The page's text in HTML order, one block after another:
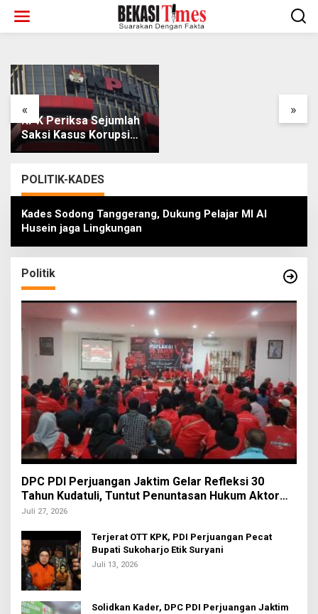
konten
« »
KPK Periksa Sejumlah
Saksi Kasus Korupsi
Pajak di KPP Pratama
Rp9,5 Miliar
Dikembalikan
Master nutrition for
POLITIK-KADES
Kades Sodong Tanggerang, Dukung Pelajar MI Al
Husein jaga Lingkungan
Politik
DPC PDI Perjuangan Jaktim Gelar Refleksi 30
Tahun Kudatuli, Tuntut Penuntasan Hukum Aktor
Intelektual
Juli 27, 2026
Terjerat OTT KPK, PDI Perjuangan Pecat
Bupati Sukoharjo Etik Suryani
Juli 13, 2026
Solidkan Kader, DPC PDI Perjuangan Jaktim